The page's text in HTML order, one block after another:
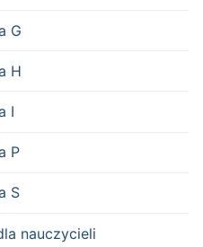
G
H
I
P
S
nauczycieli